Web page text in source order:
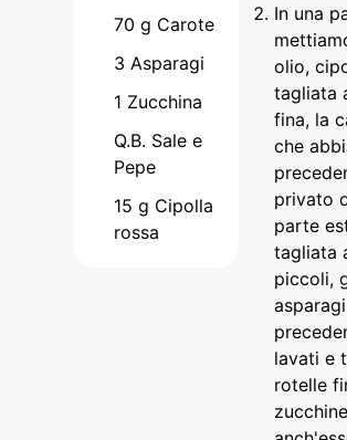
70 g Carote
3 Asparagi
1 Zucchina
Q.B. Sale e
Pepe
15 g Cipolla
rossa
In una
olio,
tagliata
fina, la
che
privato
parte
tagliata
piccoli,
asparagi
lavati e
rotelle
zucchine